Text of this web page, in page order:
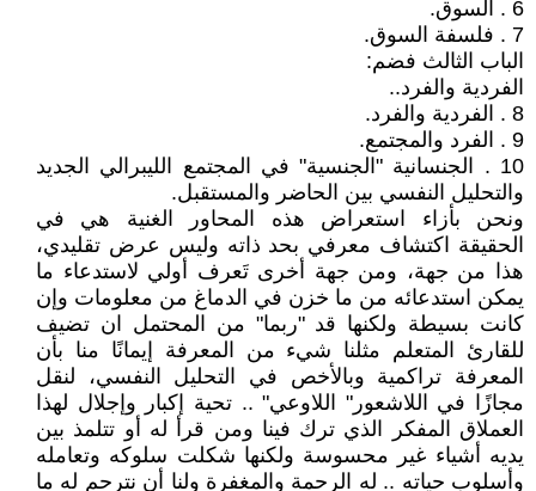
6 . السوق.
7 . فلسفة السوق.
الباب الثالث فضم:
الفردية والفرد..
8 . الفردية والفرد.
9 . الفرد والمجتمع.
10 . الجنسانية "الجنسية" في المجتمع الليبرالي الجديد
والتحليل النفسي بين الحاضر والمستقبل.
ونحن بأزاء استعراض هذه المحاور الغنية هي في
الحقيقة اكتشاف معرفي بحد ذاته وليس عرض تقليدي،
هذا من جهة، ومن جهة أخرى تَعرف أولي لاستدعاء ما
يمكن استدعائه من ما خزن في الدماغ من معلومات وإن
كانت بسيطة ولكنها قد "ربما" من المحتمل ان تضيف
للقارئ المتعلم مثلنا شيء من المعرفة إيمانًا منا بأن
المعرفة تراكمية وبالأخص في التحليل النفسي، لنقل
مجازًا في اللاشعور" اللاوعي" .. تحية إكبار وإجلال لهذا
العملاق المفكر الذي ترك فينا ومن قرأ له أو تتلمذ بين
يديه أشياء غير محسوسة ولكنها شكلت سلوكه وتعامله
وأسلوب حياته .. له الرحمة والمغفرة ولنا أن نترحم له ما